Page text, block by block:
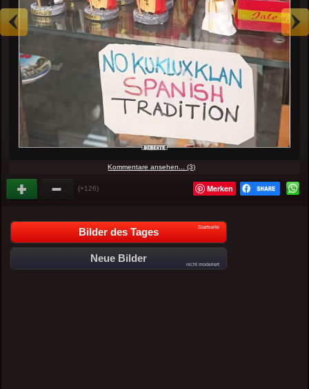
Kommentare ansehen... (3)
(+126) Merken
Bilder des Tages Startseite
Neue Bilder
nicht moderiert